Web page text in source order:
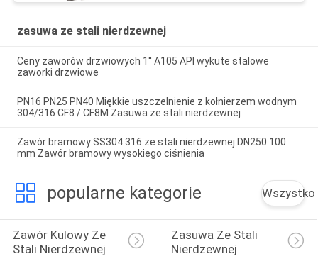
zasuwa ze stali nierdzewnej
Ceny zaworów drzwiowych 1'' A105 API wykute stalowe
zaworki drzwiowe
PN16 PN25 PN40 Miękkie uszczelnienie z kołnierzem wodnym
304/316 CF8 / CF8M Zasuwa ze stali nierdzewnej
Zawór bramowy SS304 316 ze stali nierdzewnej DN250 100
mm Zawór bramowy wysokiego ciśnienia
popularne kategorie Wszystko
Zawór Kulowy Ze
Stali Nierdzewnej
Zasuwa Ze Stali
Nierdzewnej